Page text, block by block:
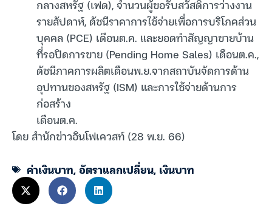
กลางสหรัฐ (เฟด), จำนวนผู้ขอรับสวัสดิการว่างงาน
รายสัปดาห์, ดัชนีราคาการใช้จ่ายเพื่อการบริโภคส่วน
บุคคล (PCE) เดือนต.ค. และยอดทำสัญญาขายบ้าน
ที่รอปิดการขาย (Pending Home Sales) เดือนต.ค.,
ดัชนีภาคการผลิตเดือนพ.ย.จากสถาบันจัดการด้าน
อุปทานของสหรัฐ (ISM) และการใช้จ่ายด้านการ
ก่อสร้าง
เดือนต.ค.
โดย สำนักข่าวอินโฟเควสท์ (28 พ.ย. 66)
ค่าเงินบาท,อัตราแลกเปลี่ยน, เงินบาท